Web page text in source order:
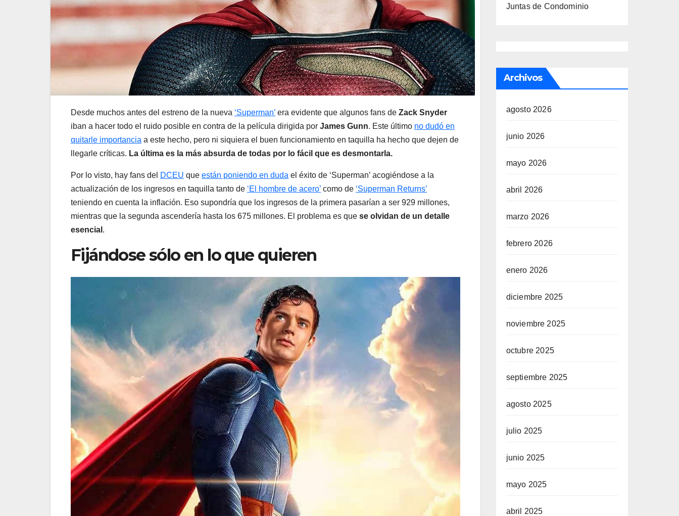
Desde muchos antes del estreno de la nueva ‘Superman’ era evidente que algunos fans de Zack Snyder
iban a hacer todo el ruido posible en contra de la película dirigida por James Gunn. Este último no dudó en
quitarle importancia a este hecho, pero ni siquiera el buen funcionamiento en taquilla ha hecho que dejen de
llegarle críticas. La última es la más absurda de todas por lo fácil que es desmontarla.
Por lo visto, hay fans del DCEU que están poniendo en duda el éxito de ‘Superman’ acogiéndose a la
actualización de los ingresos en taquilla tanto de ‘El hombre de acero’ como de ‘Superman Returns’
teniendo en cuenta la inflación. Eso supondría que los ingresos de la primera pasarían a ser 929 millones,
mientras que la segunda ascendería hasta los 675 millones. El problema es que se olvidan de un detalle
esencial .
Fijándose sólo en lo que quieren
Juntas de Condominio
Archivos
agosto 2026
junio 2026
mayo 2026
abril 2026
marzo 2026
febrero 2026
enero 2026
diciembre 2025
noviembre 2025
octubre 2025
septiembre 2025
agosto 2025
julio 2025
junio 2025
mayo 2025
abril 2025